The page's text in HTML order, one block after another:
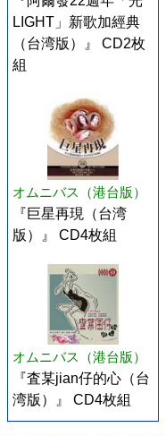
LIGHT」新歌加經典
（台湾版）』 CD2枚
組
オムニバス（港台版）
『巨星再現（台湾
版）』 CD4枚組
オムニバス（港台版）
『査某jian仔的心（台
湾版）』 CD4枚組